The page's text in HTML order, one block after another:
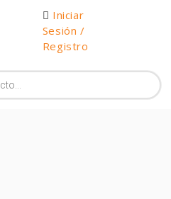
Iniciar
Sesión /
Registro